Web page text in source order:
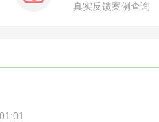
真实反馈案例查询